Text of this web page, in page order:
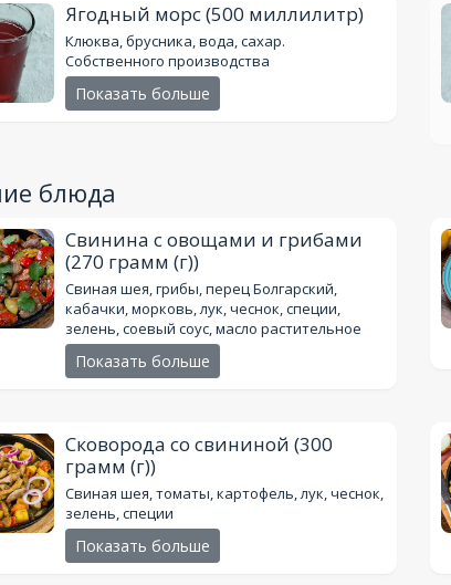
Ягодный морс(500 миллилитр)
Клюква, брусника, вода, сахар.
Собственного производства
Показать больше
блюда
Свинина с овощами и грибами
(270 грамм (г))
Свиная шея, грибы, перец Болгарский,
кабачки, морковь, лук, чеснок, специи,
зелень, соевый соус, масло растительное
Показать больше
Сковорода со свининой (300
грамм (г))
Свиная шея, томаты, картофель, лук, чеснок,
зелень, специи
Показать больше